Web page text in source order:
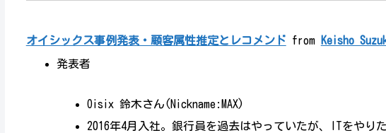
オイシックス事例発表・顧客属性推定とレコメンド from Keisho
発表者
Oisix 鈴木さん(Nickname:MAX)
2016年4月入社。銀行員を過去はやっていたが、ITをやり